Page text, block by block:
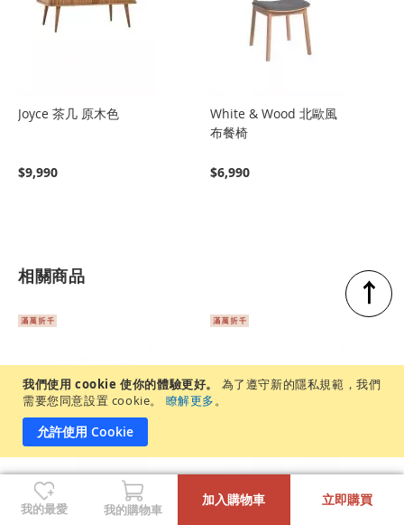
我們使用 cookie 使你的體驗更好。
為了遵守新的隱私規範，我們
需要您同意設置 cookie。
瞭解更多。
允許使用 Cookie
Joyce 茶几 原木色
$9,990
White & Wood 北歐風
布餐椅
$6,990
相關商品
Ivy 小坪數延伸餐桌
Joyce 小坪數延伸餐桌
↑
我的最愛 我的購物車
加入購物車 立即購買
+
-